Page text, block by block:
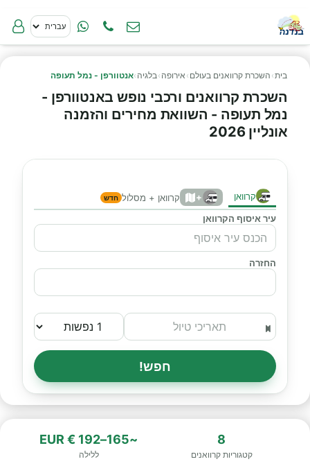
בית› השכרת קרוואנים בעולם › אירופה ›בלגיה ›אנטוורפן - נמל תעופה
השכרת קרוואנים ורכבי נופש באנטוורפן -
נמל תעופה - השוואת מחירים והזמנה
אונליין 2026
קרוואן + קרוואן + מסלול חדש
עיר איסוף הקרוואן
החזרה
חפש!
8
קטגוריות קרוואנים
~165–192 € EUR
ללילה